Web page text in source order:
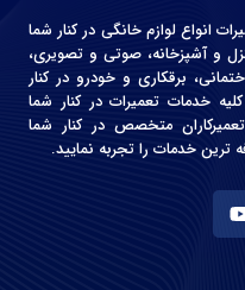
ای در تعمیرات انواع لوازم خانگی در کنار شما
و آشپزخانه، صوتی و‌ تصویری،
برقکاری و خودرو در کنار
خدمات تعمیرات در کنار شما
متخصص در کنار شما
خدمات را تجربه نمایید.